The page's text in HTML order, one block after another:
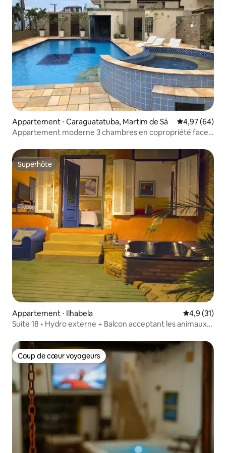
Appartement ⋅ Caraguatatuba, Martim de Sá Évaluation
4,97 (64)
Appartement moderne 3 chambres en copropriété face à
Superhôte
Superhôte
Appartement ⋅ Ilhabela Évaluation
4,9 (31)
Suite 18 • Hydro externe + Balcon acceptant les animaux
Coup de cœur voyageurs
Coup de cœur voyageurs